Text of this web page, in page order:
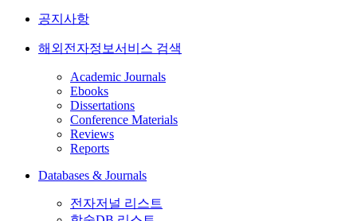
공지사항
해외전자정보서비스 검색
Academic Journals
Ebooks
Dissertations
Conference Materials
Reviews
Reports
Databases & Journals
전자저널 리스트